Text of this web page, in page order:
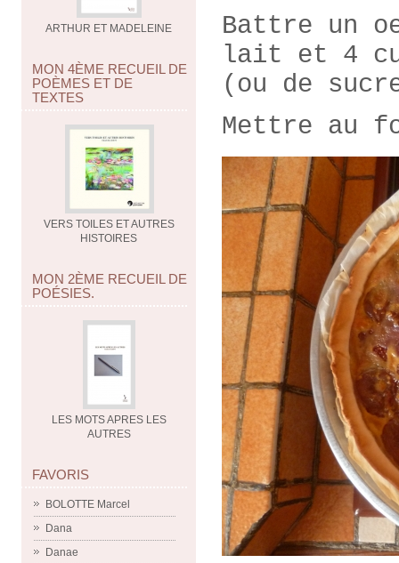
ARTHUR ET MADELEINE
MON 4ÈME RECUEIL DE
POÈMES ET DE
TEXTES
VERS TOILES ET AUTRES
HISTOIRES
MON 2ÈME RECUEIL DE
POÉSIES.
LES MOTS APRES LES
AUTRES
FAVORIS
BOLOTTE Marcel
Dana
Danae
Battre un
lait et 4
(ou de
Mettre au